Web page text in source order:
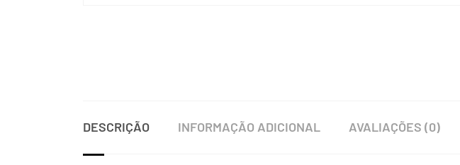
DESCRIÇÃO INFORMAÇÃO ADICIONAL AVALIAÇÕES (0)